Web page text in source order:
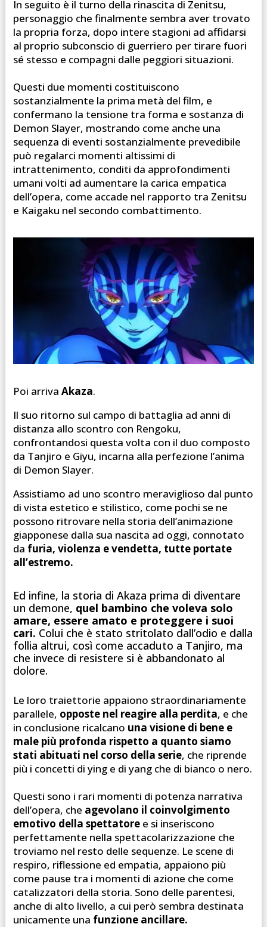
In seguito è il turno della rinascita di Zenitsu,
personaggio che finalmente sembra aver trovato
la propria forza, dopo intere stagioni ad affidarsi
al proprio subconscio di guerriero per tirare fuori
sé stesso e compagni dalle peggiori situazioni.
Questi due momenti costituiscono
sostanzialmente la prima metà del film, e
confermano la tensione tra forma e sostanza di
Demon Slayer, mostrando come anche una
sequenza di eventi sostanzialmente prevedibile
può regalarci momenti altissimi di
intrattenimento, conditi da approfondimenti
umani volti ad aumentare la carica empatica
dell’opera, come accade nel rapporto tra Zenitsu
e Kaigaku nel secondo combattimento.
Poi arriva Akaza.
Il suo ritorno sul campo di battaglia ad anni di
distanza allo scontro con Rengoku,
confrontandosi questa volta con il duo composto
da Tanjiro e Giyu, incarna alla perfezione l’anima
di Demon Slayer.
Assistiamo ad uno scontro meraviglioso dal punto
di vista estetico e stilistico, come pochi se ne
possono ritrovare nella storia dell’animazione
giapponese dalla sua nascita ad oggi, connotato
da furia, violenza e vendetta, tutte portate
all’estremo.
Ed infine, la storia di Akaza prima di diventare
un demone, quel bambino che voleva solo
amare, essere amato e proteggere i suoi
cari. Colui che è stato stritolato dall’odio e dalla
follia altrui, così come accaduto a Tanjiro, ma
che invece di resistere si è abbandonato al
dolore.
Le loro traiettorie appaiono straordinariamente
parallele, opposte nel reagire alla perdita, e che
in conclusione ricalcano una visione di bene e
male più profonda rispetto a quanto siamo
stati abituati nel corso della serie, che riprende
più i concetti di ying e di yang che di bianco o nero.
Questi sono i rari momenti di potenza narrativa
dell’opera, che agevolano il coinvolgimento
emotivo della spettatore e si inseriscono
perfettamente nella spettacolarizzazione che
troviamo nel resto delle sequenze. Le scene di
respiro, riflessione ed empatia, appaiono più
come pause tra i momenti di azione che come
catalizzatori della storia. Sono delle parentesi,
anche di alto livello, a cui però sembra destinata
unicamente una funzione ancillare.